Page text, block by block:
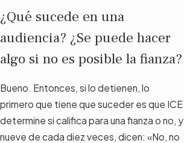
¿Qué sucede en una
audiencia? ¿Se puede hacer
algo si no es posible la fianza?
Bueno. Entonces, si lo detienen, lo
primero que tiene que suceder es que ICE
determine si califica para una fianza o no, y
nueve de cada diez veces, dicen: «No, no